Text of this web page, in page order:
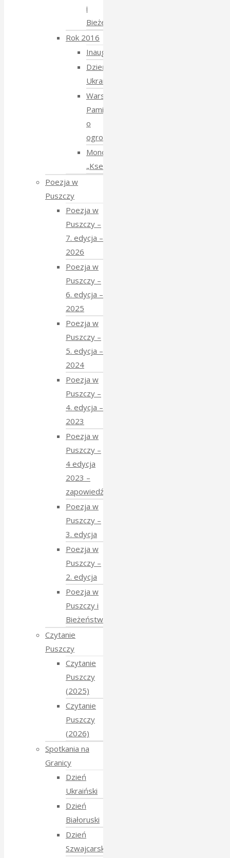
i
Bieżeństwo
Rok 2016
Inauguracja
Dzień
Ukraiński
Warsztaty:
Pamiętajmy
o
ogrodach
Monodram
„Ksenia”
Poezja w
Puszczy
Poezja w
Puszczy –
7. edycja –
2026
Poezja w
Puszczy –
6. edycja –
2025
Poezja w
Puszczy –
5. edycja –
2024
Poezja w
Puszczy –
4. edycja –
2023
Poezja w
Puszczy –
4 edycja
2023 –
zapowiedź
Poezja w
Puszczy –
3. edycja
Poezja w
Puszczy –
2. edycja
Poezja w
Puszczy i
Bieżeństwo
Czytanie
Puszczy
Czytanie
Puszczy
(2025)
Czytanie
Puszczy
(2026)
Spotkania na
Granicy
Dzień
Ukraiński
Dzień
Białoruski
Dzień
Szwajcarski